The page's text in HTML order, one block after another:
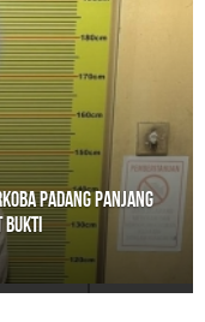
Padang Panjang
Bukti